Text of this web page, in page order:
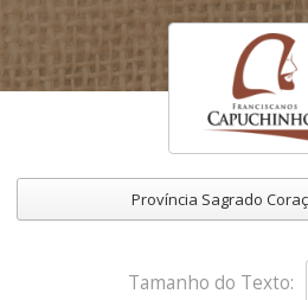
Província Sagrado
Tamanho do Texto: